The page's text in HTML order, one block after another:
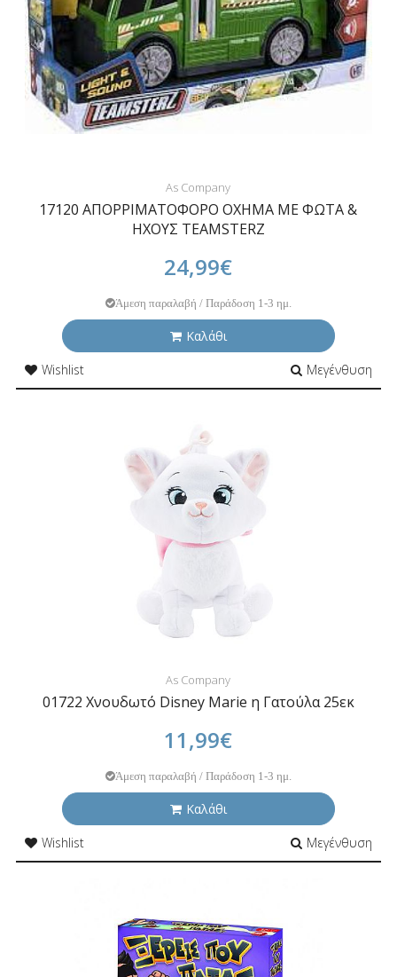
As Company
17120 ΑΠΟΡΡΙΜΑΤΟΦΟΡΟ ΟΧΗΜΑ ΜΕ ΦΩΤΑ &
ΗΧΟΥΣ TEAMSTERZ
24,99€
Άμεση παραλαβή / Παράδοση 1-3 ημ.
Καλάθι
Wishlist
Μεγένθυση
As Company
01722 Χνουδωτό Disney Marie η Γατούλα 25εκ
11,99€
Άμεση παραλαβή / Παράδοση 1-3 ημ.
Καλάθι
Wishlist
Μεγένθυση